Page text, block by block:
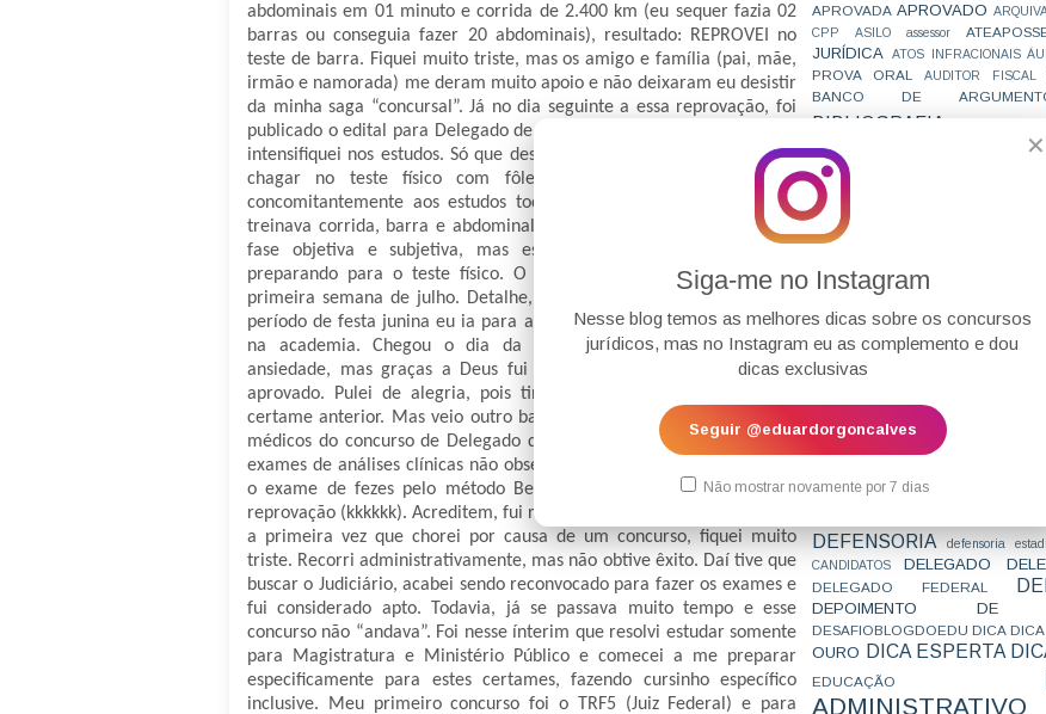
✕
Siga-me no Instagram
Nesse blog temos as melhores dicas sobre os concursos
jurídicos, mas no Instagram eu as complemento e dou
dicas exclusivas
Seguir @eduardorgoncalves
Não mostrar novamente por 7 dias
abdominais em 01 minuto e corrida de 2.400 km (eu sequer fazia 02
barras ou conseguia fazer 20 abdominais), resultado: REPROVEI no
teste de barra. Fiquei muito triste, mas os amigo e família (pai, mãe,
irmão e namorada) me deram muito apoio e não deixaram eu desistir
da minha saga “concursal”. Já no dia seguinte a essa reprovação, foi
publicado o edital para Delegado de Polícia da Bahia, fiz a inscrição e
intensifiquei nos estudos. Só que dessa vez pensei comigo: ‘nesse vou
chagar no teste físico com fôlego de atleta’. Foi o que fiz,
concomitantemente aos estudos todos os dias ia para academia e
treinava corrida, barra e abdominal. Fiz as provas e fui aprovado na
fase objetiva e subjetiva, mas estava tranquilo, pois vinha me
preparando para o teste físico. O teste físico foi marcado para a
primeira semana de julho. Detalhe, logo após o são João. Então no
período de festa junina eu ia para as festas, mas de manhã já estava
na academia. Chegou o dia da prova, e com ela toda minha
ansiedade, mas graças a Deus fui muito bem no teste físico e fui
aprovado. Pulei de alegria, pois tinha superado minha derrota no
certame anterior. Mas veio outro baque, quando fui fazer os exames
médicos do concurso de Delegado da Bahia, o laboratório que fiz os
exames de análises clínicas não observou o exigido no edital (não fez
o exame de fezes pelo método Bearman) e o resultado foi minha
reprovação (kkkkkk). Acreditem, fui reprovado no exame de fezes!. Foi
a primeira vez que chorei por causa de um concurso, fiquei muito
triste. Recorri administrativamente, mas não obtive êxito. Daí tive que
buscar o Judiciário, acabei sendo reconvocado para fazer os exames e
fui considerado apto. Todavia, já se passava muito tempo e esse
concurso não “andava”. Foi nesse ínterim que resolvi estudar somente
para Magistratura e Ministério Público e comecei a me preparar
especificamente para estes certames, fazendo cursinho específico
inclusive. Meu primeiro concurso foi o TRF5 (Juiz Federal) e para
APROVADA APROVADO
CPP
ASILO assessor
JURÍDICA
ATOS INFRACIONAIS
PROVA ORAL
AUDITOR FISCAL
BANCO DE
BIBLIOGRAFIA
VAI CAIR
CARREIRAS
JURÍDICAS
CF
CÓDIGO DE TRÂNSITO BRASILEIRO
COMBATE À CORRUPÇÃO
COMO
AJUSTAMENTO DE CONDUTA
CONCURSO
CONCURSOS
CONCURSOS NÍVEL HARD
CORTE
CPC2015
CPI
CRONOGRAMA
CTB
CURSO ESTUDO DE
PARA A SUBJETIVA
CURSO
DEFENSORIA
defensoria
CANDIDATOS
DELEGADO
DELEGADO FEDERAL
DEPOIMENTO DE
DESAFIOBLOGDOEDU DICA
OURO DICA ESPERTA
EDUCAÇÃO
ADMINISTRATIVO